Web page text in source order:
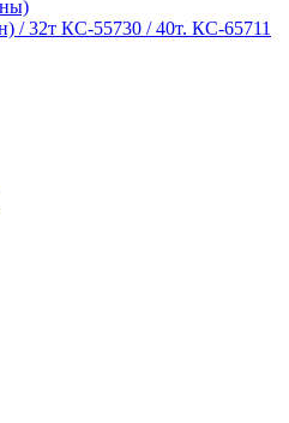
/ 32т КС-55730 / 40т. КС-65711